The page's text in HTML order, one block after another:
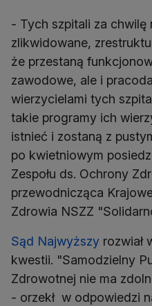
- Tych szpitali za chwilę
zlikwidowane,
że przestaną
zawodowe, ale i
wierzycielami tych
takie programy ich
istnieć i zostaną z
po kwietniowym
Zespołu ds. Ochrony
przewodnicząca
Zdrowia NSZZ
Sąd Najwyższy rozwiał
kwestii. "Samodzielny
Zdrowotnej nie ma
- orzekł w odpowiedzi